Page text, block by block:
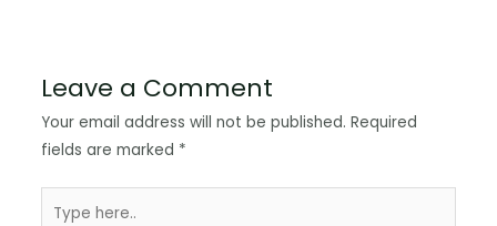
Leave a Comment
Your email address will not be published. Required
fields are marked *